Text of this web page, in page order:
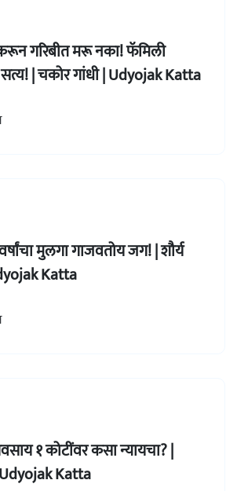
गरिबीत मरू नका! फॅमिली
| चकोर गांधी | Udyojak Katta
मुलगा गाजवतोय जग! | शौर्य
Katta
१ कोटींवर कसा न्यायचा? |
Katta